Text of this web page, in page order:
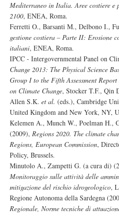
Mediterraneo in Italia. Aree costiere
2100, ENEA, Roma.
Ferretti O., Barsanti M., Delbono I.,
gestione costiera – Parte II: Erosione
italiani, ENEA, Roma.
IPCC - Intergovernmental Panel on
Change 2013: The Physical Science
Group I to the Fifth Assessment
on Climate Change, Stocker T.F., Qin
Allen S.K. et al. (eds.), Cambridge
United Kingdom and New York, NY,
Kelemen A., Munch W., Poelman H.,
(2009), Regions 2020. The climate
Regions, European Commission,
Policy, Brussels.
Minutolo A., Zampetti G. (a cura di)
Monitoraggio sulle attività delle
mitigazione del rischio idrogeologico,
Regione Autonoma della Sardegna
Regionale, Norme tecniche di